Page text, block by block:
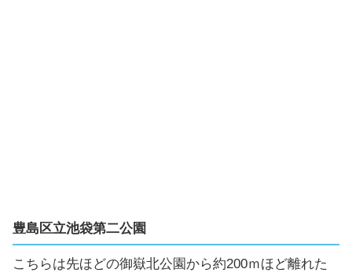
豊島区立池袋第二公園
こちらは先ほどの御嶽北公園から約200ｍほど離れた